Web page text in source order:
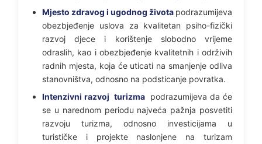
Mjesto zdravog i ugodnog života podrazumijeva
obezbjeđenje uslova za kvalitetan psiho-fizički
razvoj djece i korištenje slobodno vrijeme
odraslih, kao i obezbjeđenje kvalitetnih i održivih
radnih mjesta, koja će uticati na smanjenje odliva
stanovništva, odnosno na podsticanje povratka.
Intenzivni razvoj turizma podrazumijeva da će
se u narednom periodu najveća pažnja posvetiti
razvoju turizma, odnosno investicijama u
turističke i projekte naslonjene na turizam